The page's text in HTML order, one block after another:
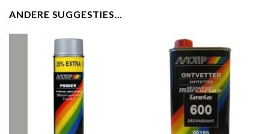
ANDERE SUGGESTIES…